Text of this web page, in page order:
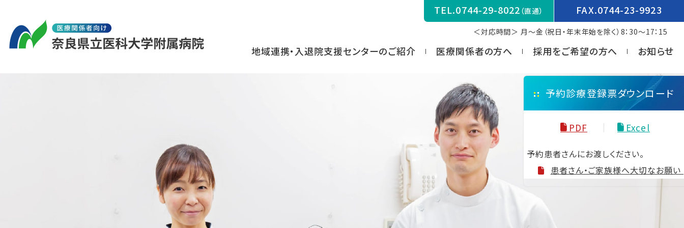
TEL.0744-29-8022 （直通） FAX.0744-23-9923
＜対応時間＞ 月～金（祝日・年末年始を除く）8：30～17：15
地域連携・入退院支援センターのご紹介 医療関係者の方へ 採用をご希望の方へ お知らせ
予約診療登録票ダウンロード
PDF Excel
予約患者さんにお渡しください。
患者さん・ご家族様へ大切なお願い